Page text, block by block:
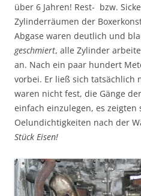
über 6 Jahren! Rest- bzw.
Zylinderräumen der
Abgase waren deutlich und
geschmiert, alle Zylinder
an. Nach ein paar hundert
vorbei. Er ließ sich tatsächlich
waren nicht fest, die Gänge
einfach einzulegen, es zeigten
Oelundichtigkeiten nach der
Stück Eisen!